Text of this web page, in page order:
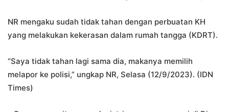
NR mengaku sudah tidak tahan dengan perbuatan KH
yang melakukan kekerasan dalam rumah tangga (KDRT).
“Saya tidak tahan lagi sama dia, makanya memilih
melapor ke polisi,” ungkap NR, Selasa (12/9/2023). (IDN
Times)